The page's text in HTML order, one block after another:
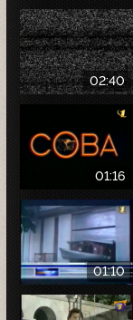
02:40
01:16
01:10